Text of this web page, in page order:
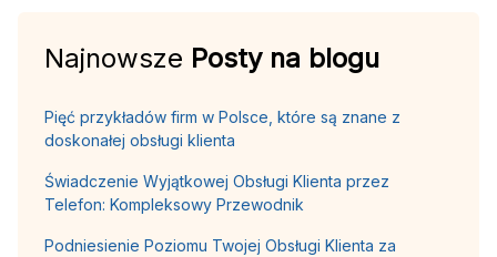
Najnowsze Posty na blogu
Pięć przykładów firm w Polsce, które są znane z
doskonałej obsługi klienta
Świadczenie Wyjątkowej Obsługi Klienta przez
Telefon: Kompleksowy Przewodnik
Podniesienie Poziomu Twojej Obsługi Klienta za